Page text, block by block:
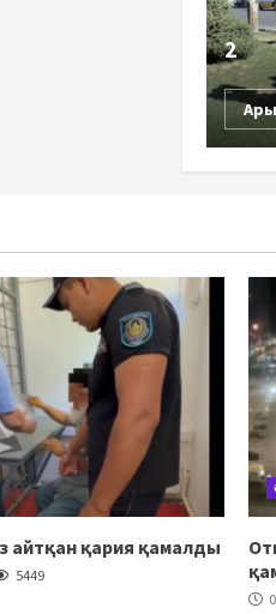
2
айтқан қария қамалды
5449